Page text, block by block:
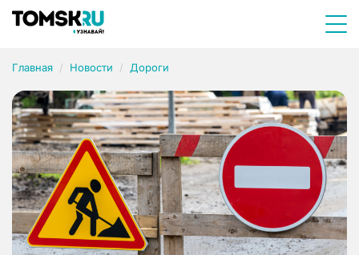
Главная Новости Дороги